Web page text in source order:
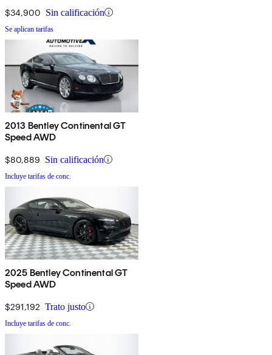
$34,900 Sin calificación
Se aplican tarifas
2013 Bentley Continental GT
Speed AWD
$80,889 Sin calificación
Incluye tarifas de conc.
2025 Bentley Continental GT
Speed AWD
$291,192 Trato justo
Incluye tarifas de conc.